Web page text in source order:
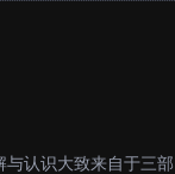
认识大致来自于三部